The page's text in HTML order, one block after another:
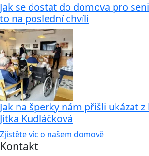
Jak se dostat do domova pro
to na poslední chvíli
Jak na šperky nám přišli ukázat z
Jitka Kudláčková
Zjistěte víc o našem domově
Kontakt